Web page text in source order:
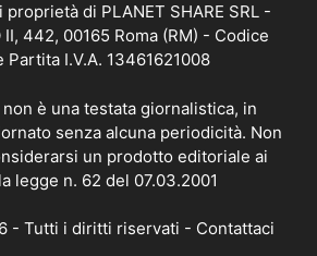
di PLANET SHARE SRL -
II, 442, 00165 Roma (RM) - Codice
Partita I.V.A. 13461621008
è una testata giornalistica, in
senza alcuna periodicità. Non
un prodotto editoriale ai
legge n. 62 del 07.03.2001
- Tutti i diritti riservati - Contattaci